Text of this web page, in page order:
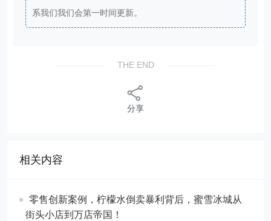
系我们我们会第一时间更新。
THE END
分享
相关内容
零售创新案例，柠檬水倒卖暴利背后，蜜雪冰城从
街头小店到万店帝国！